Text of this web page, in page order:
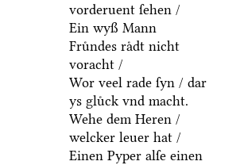
vorderuent ſehen /
Ein wyß Mann
Fruͤndes raͤdt nicht
voracht /
Wor veel rade ſyn / dar
ys gluͤck vnd macht.
Wehe dem Heren /
welcker leuer hat /
Einen Pyper alſe einen